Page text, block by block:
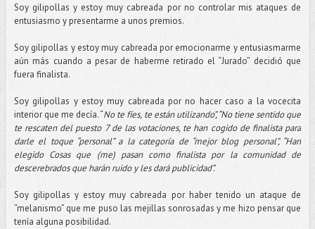
Soy gilipollas y estoy muy cabreada por no controlar mis ataques de
entusiasmo y presentarme a unos premios.
Soy gilipollas y estoy muy cabreada por emocionarme y entusiasmarme
aún más cuando a pesar de haberme retirado el “Jurado” decidió que
fuera finalista.
Soy gilipollas y estoy muy cabreada por no hacer caso a la vocecita
interior que me decía. “No te fíes, te están utilizando”, “No tiene sentido que
te rescaten del puesto 7 de las votaciones, te han cogido de finalista para
darle el toque “personal” a la categoría de “mejor blog personal”, “Han
elegido Cosas que (me) pasan como finalista por la comunidad de
descerebrados que harán ruido y les dará publicidad”.
Soy gilipollas y estoy muy cabreada por haber tenido un ataque de
“melanismo” que me puso las mejillas sonrosadas y me hizo pensar que
tenía alguna posibilidad.